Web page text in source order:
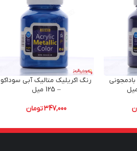
رنگ اکریلیک متالیک آبی سوداکو
– 125 میل
347,000تومان